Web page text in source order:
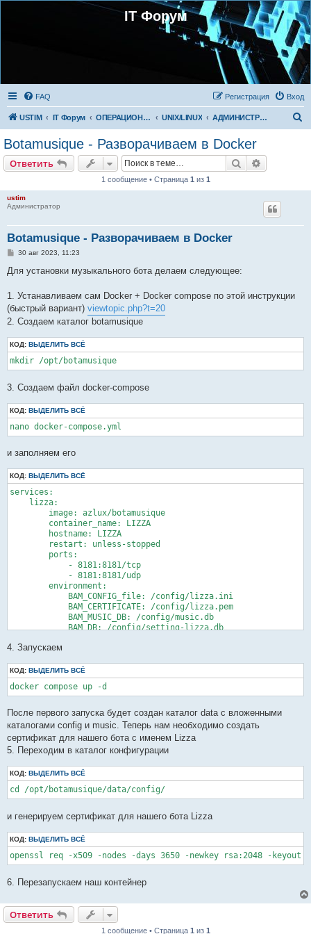
IT Форум
FAQ Вход
Регистрация
USTIM IT Форум ОПЕРАЦИОННЫЕ СИСТЕМЫ UNIX/LINUX АДМИНИСТРИРОВАНИЕ LINUX
Botamusique - Разворачиваем в Docker
Ответить Поиск
1 сообщение • Страница 1 из 1
ustim
Администратор
Botamusique - Разворачиваем в Docker
С
о
е
и
е
30 авг 2023, 11:23
Для установки музыкального бота делаем следующее:
1. Устанавливаем сам Docker + Docker compose по этой инструкции
(быстрый вариант) viewtopic.php?t=20
2. Создаем каталог botamusique
КОД: ВЫДЕЛИТЬ ВСЁ
mkdir /opt/botamusique
3. Создаем файл docker-compose
КОД: ВЫДЕЛИТЬ ВСЁ
nano docker-compose.yml
и заполняем его
КОД: ВЫДЕЛИТЬ ВСЁ
services:
    lizza:
        image: azlux/botamusique
        container_name: LIZZA
        hostname: LIZZA
        restart: unless-stopped
        ports:
            - 8181:8181/tcp
            - 8181:8181/udp
        environment:
            BAM_CONFIG_file: /config/lizza.ini
            BAM_CERTIFICATE: /config/lizza.pem
            BAM_MUSIC_DB: /config/music.db
            BAM_DB: /config/setting-lizza.db
            BAM_MUMBLE_PORT: 64738
            BAM_CHANNEL: Радио1
        volumes:
            - ./data/music:/botamusique/music_folder
        cpus: 2
4. Запускаем
КОД: ВЫДЕЛИТЬ ВСЁ
docker compose up -d
После первого запуска будет создан каталог data с вложенными
каталогами config и music. Теперь нам необходимо создать
сертификат для нашего бота с именем Lizza
5. Переходим в каталог конфигурации
КОД: ВЫДЕЛИТЬ ВСЁ
cd /opt/botamusique/data/config/
и генерируем сертификат для нашего бота Lizza
КОД: ВЫДЕЛИТЬ ВСЁ
openssl req -x509 -nodes -days 3650 -newkey rsa:2048 -
6. Перезапускаем наш контейнер
Ответить
1 сообщение • Страница 1 из 1